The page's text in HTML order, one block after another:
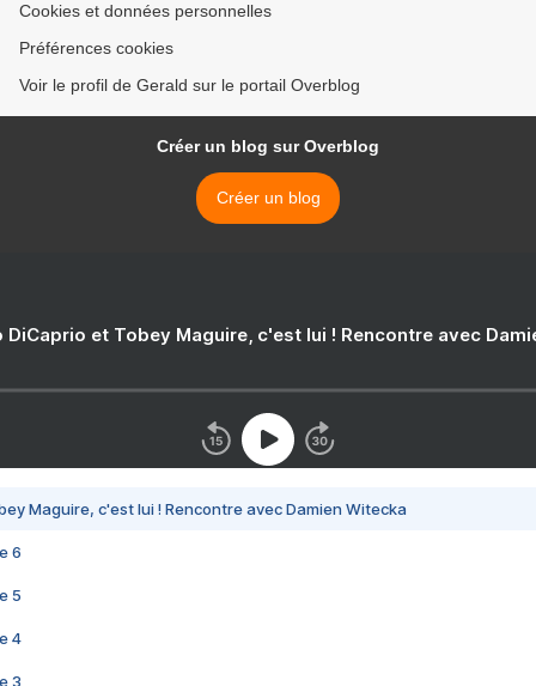
Cookies et données personnelles
Préférences cookies
Voir le profil de Gerald sur le portail Overblog
Créer un blog sur Overblog
Créer un blog
DiCaprio et Tobey Maguire, c'est lui ! Rencontre avec
Maguire, c'est lui ! Rencontre avec Damien Witecka
6
5
4
3